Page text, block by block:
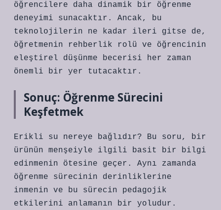
öğrencilere daha dinamik bir öğrenme
deneyimi sunacaktır. Ancak, bu
teknolojilerin ne kadar ileri gitse de,
öğretmenin rehberlik rolü ve öğrencinin
eleştirel düşünme becerisi her zaman
önemli bir yer tutacaktır.
Sonuç: Öğrenme Sürecini
Keşfetmek
Erikli su nereye bağlıdır? Bu soru, bir
ürünün menşeiyle ilgili basit bir bilgi
edinmenin ötesine geçer. Aynı zamanda
öğrenme sürecinin derinliklerine
inmenin ve bu sürecin pedagojik
etkilerini anlamanın bir yoludur.